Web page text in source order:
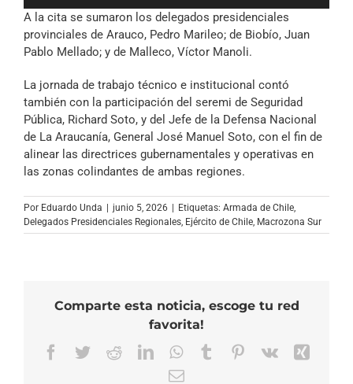
audio
A la cita se sumaron los delegados presidenciales
provinciales de Arauco, Pedro Marileo; de Biobío, Juan
Pablo Mellado; y de Malleco, Víctor Manoli.
La jornada de trabajo técnico e institucional contó
también con la participación del seremi de Seguridad
Pública, Richard Soto, y del Jefe de la Defensa Nacional
de La Araucanía, General José Manuel Soto, con el fin de
alinear las directrices gubernamentales y operativas en
las zonas colindantes de ambas regiones.
Por Eduardo Unda junio 5, 2026 Etiquetas: Armada de Chile,
Delegados Presidenciales Regionales, Ejército de Chile, Macrozona Sur
Comparte esta noticia, escoge tu red
favorita!
Facebook
TwitterRedditLinkedInWhatsApp
TumblrPinterest
Vk
Correo